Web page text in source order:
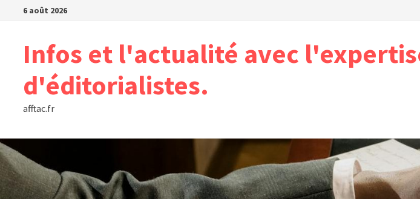
Passer6 août 2026
Infos et l'actualité avec
d'éditorialistes.
afftac.fr